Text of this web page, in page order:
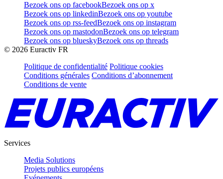
Bezoek ons op facebookBezoek ons op x
Bezoek ons op linkedinBezoek ons op youtube
Bezoek ons op rss-feedBezoek ons op instagram
Bezoek ons op mastodonBezoek ons op telegram
Bezoek ons op blueskyBezoek ons op threads
© 2026 Euractiv FR
Politique de confidentialité Politique cookies
Conditions générales Conditions d’abonnement
Conditions de vente
Services
Media Solutions
Projets publics européens